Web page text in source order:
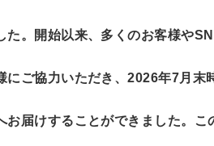
。 開始以来、多くのお客様や
にご協力いただき、2026年7月末
お届けすることができました。 こ